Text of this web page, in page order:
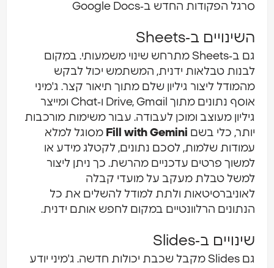
סרגל הפקודות החדש ב‑Google Docs
השינויים ב‑Sheets
גם ב‑Sheets מתרחש שינוי משמעותי. במקום
לבנות טבלאות ידנית, המשתמש יכול לבקש
מהמודל ליצור גיליון שלם מתוך תיאור קצר. ג'מיני
אוסף נתונים מתוך Drive, Gmail ו‑Chat ומייצר
גיליון מעוצב ומוכן לעבודה. עבור משימות מורכבות
יותר, כלי בשםFill with Geminiמסוגל למלא
עמודות שלמות, לסכם נתונים, לקטלג מידע או
למשוך פרטים עדכניים מהרשת. כך ניתן ליצור
למשל טבלת מעקב על מועדי קבלה
לאוניברסיטאות ולתת למודל להשלים את כל
הנתונים הרלוונטיים במקום לחפש אותם ידנית.
שינויים ב‑Slides
גם Slides מקבל שכבת יכולות חדשה. ג'מיני יודע